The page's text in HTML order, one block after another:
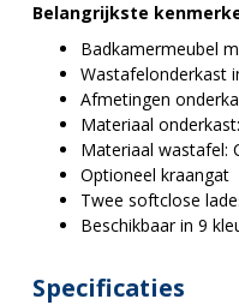
Belangrijkste
Badkamermeubel
Wastafelonderkast
Afmetingen
Materiaal
Materiaal wastafel:
Optioneel kraangat
Twee softclose
Beschikbaar in 9
Specificaties